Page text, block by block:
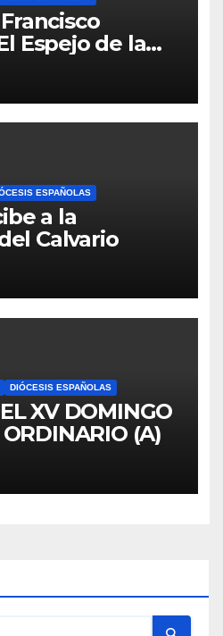
Espejo de la
ESPAÑOLAS
a la
Calvario
DIÓCESIS ESPAÑOLAS
XV DOMINGO
(A)